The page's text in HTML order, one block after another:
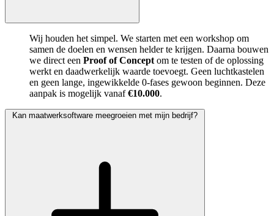
Wij houden het simpel. We starten met een workshop om
samen de doelen en wensen helder te krijgen. Daarna bouwen
we direct een Proof of Concept om te testen of de oplossing
werkt en daadwerkelijk waarde toevoegt. Geen luchtkastelen
en geen lange, ingewikkelde 0-fases gewoon beginnen. Deze
aanpak is mogelijk vanaf€10.000.
Kan maatwerksoftware meegroeien met mijn bedrijf?